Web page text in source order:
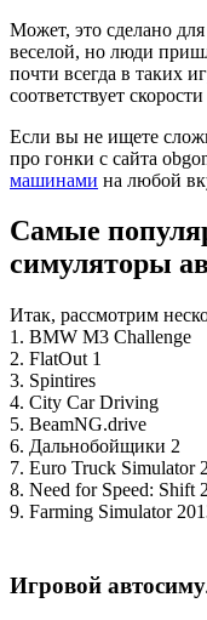
Может, это сделано
веселой, но люди
почти всегда в таких
соответствует
Если вы не ищете
про гонки с сайта
машинами на любой
Самые
симуляторы
Итак, рассмотрим
1. BMW M3 Challenge
2. FlatOut 1
3. Spintires
4. City Car Driving
5. BeamNG.drive
6. Дальнобойщики 2
7. Euro Truck Simulator 2
8. Need for Speed: Shift
9. Farming Simulator
Игровой